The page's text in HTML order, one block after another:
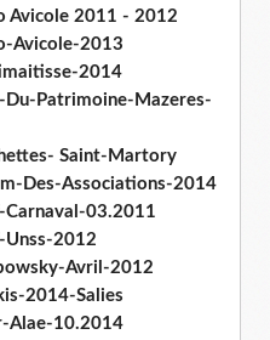
Avicole 2011 - 2012
Avicole-2013
2014
Du-Patrimoine-Mazeres-
Saint-Martory
Des-Associations-2014
03.2011
2012
Avril-2012
2014-Salies
Alae-10.2014